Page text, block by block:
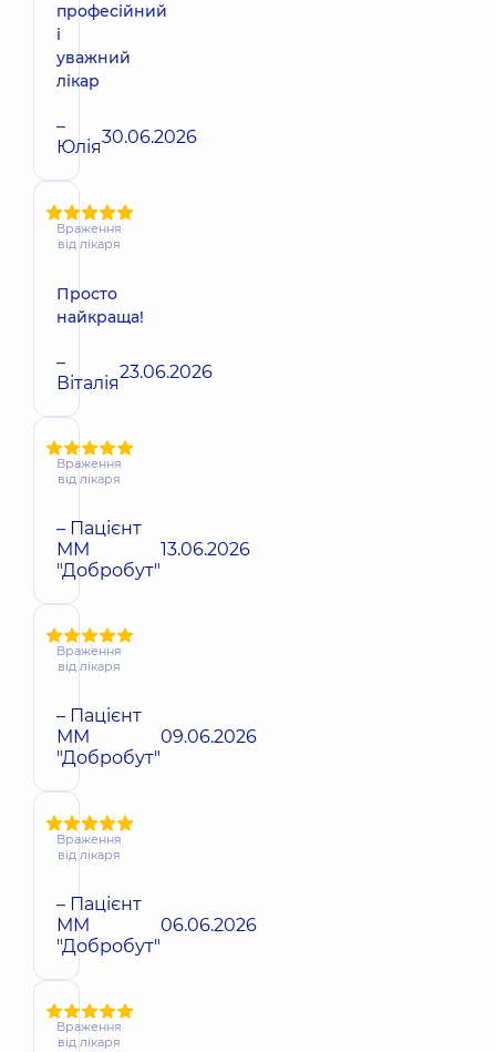
професійний
і
уважний
лікар
–
Юлія30.06.2026
Враження
від лікаря
Просто
найкраща!
–
Віталія23.06.2026
Враження
від лікаря
– Пацієнт
ММ
"Добробут"
13.06.2026
Враження
від лікаря
– Пацієнт
ММ
"Добробут"
09.06.2026
Враження
від лікаря
– Пацієнт
ММ
"Добробут"
06.06.2026
Враження
від лікаря